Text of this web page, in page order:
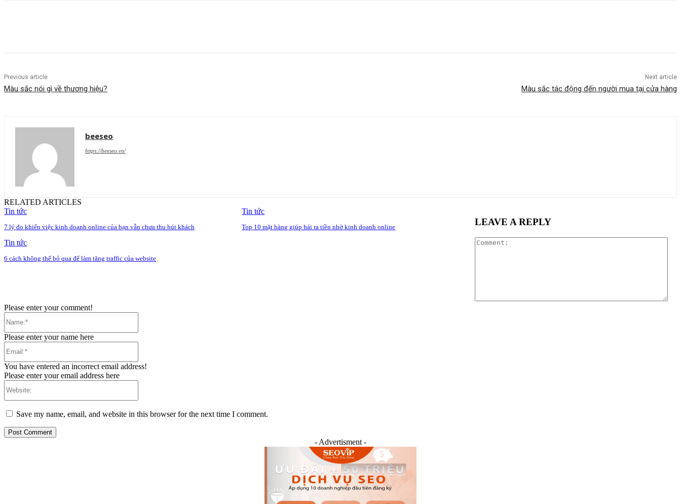
Previous article
Màu sắc nói gì về thương hiệu?
Next article
Màu sắc tác động đến người mua tại cửa hàng
beeseo
https://beeseo.vn/
RELATED ARTICLES
Tin tức
7 lý do khiến việc kinh doanh online của bạn vẫn chưa thu hút khách
Tin tức
Top 10 mặt hàng giúp hái ra tiền nhờ kinh doanh online
Tin tức
6 cách không thể bỏ qua để làm tăng traffic của website
LEAVE A REPLY
Please enter your comment!
Please enter your name here
You have entered an incorrect email address!
Please enter your email address here
Save my name, email, and website in this browser for the next time I comment.
- Advertisment -